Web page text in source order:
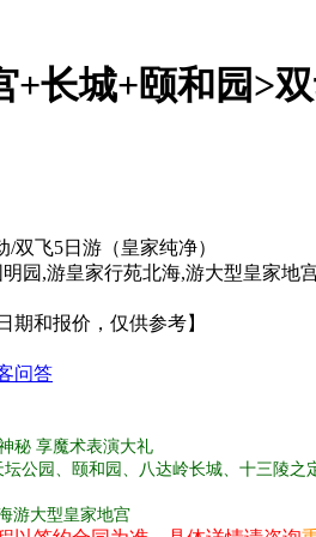
+长城+颐和园>
双飞5日游（皇家纯净）
园,游皇家行苑北海,游大型皇家地
期和报价，仅供参考】
问答
秘 享魔术表演大礼
公园、颐和园、八达岭长城、十三陵之
游大型皇家地宫